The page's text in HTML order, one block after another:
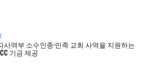
사역부 소수인종·민족 교회 사역을 지원하는
기금 제공